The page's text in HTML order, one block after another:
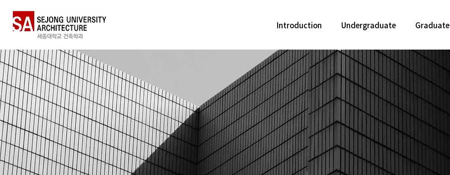
Introduction Undergraduate Graduate